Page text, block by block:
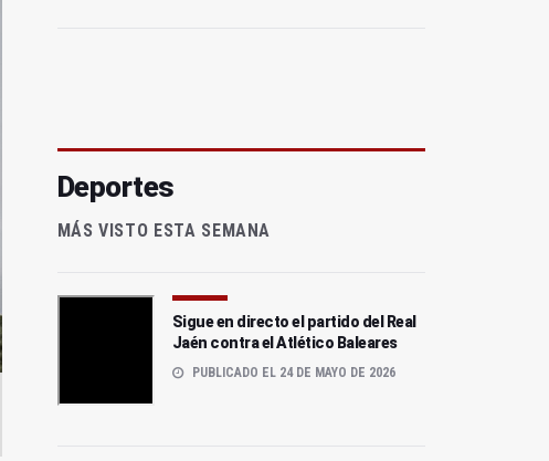
Deportes
MÁS VISTO ESTA SEMANA
Sigue en directo el partido del Real
Jaén contra el Atlético Baleares
PUBLICADO EL 24 DE MAYO DE 2026